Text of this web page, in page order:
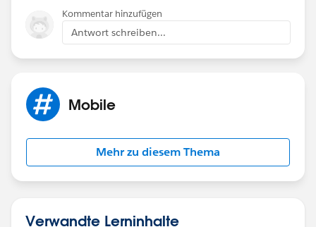
Hope this will resolve your query.
Thank you
Kommentar hinzufügen
Antwort schreiben...
Mobile
Mehr zu diesem Thema
Verwandte Lerninhalte